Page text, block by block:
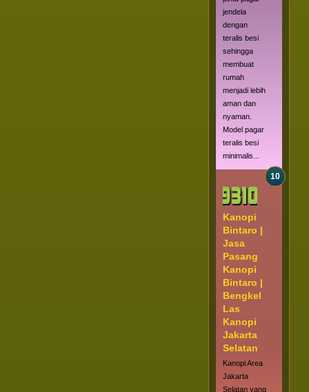
jendela
dengan
teralis besi
sehingga
membuat
rumah
menjadi lebih
aman dan
nyaman.
Model pagar
teralis besi
minimalis...
Kanopi
Bintaro |
Jasa
Pasang
Kanopi
Bintaro |
Bengkel
Las
Kanopi
Jakarta
Selatan
Kanopi Area
Jakarta
Selatan yang